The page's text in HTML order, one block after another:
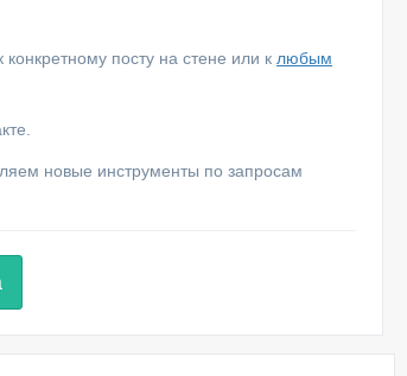
конкретному посту на стене или к любым
новые инструменты по запросам